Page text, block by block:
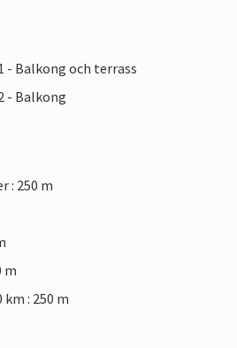
- Balkong och terrass
- Balkong
: 250 m
m
: 250 m